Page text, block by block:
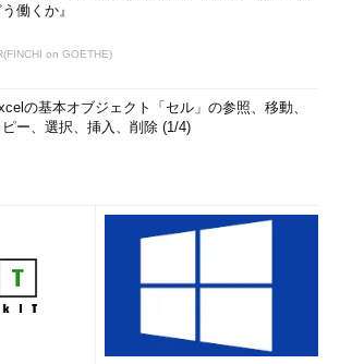
う働くか』
on GOETHE)
の基本オブジェクト「セル」の参照、移動、
ピー、選択、挿入、削除 (1/4)